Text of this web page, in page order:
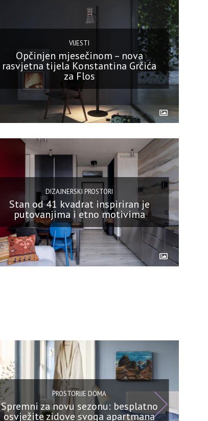
VIJESTI
Opčinjen mjesečinom – nova
rasvjetna tijela Konstantina Grčića
za Flos
DIZAJNERSKI PROSTORI
Stan od 41 kvadrat inspiriran je
putovanjima i etno motivima
PROSTORIJE DOMA
Spremni za novu sezonu: besplatno
osvježite zidove svoga apartmana